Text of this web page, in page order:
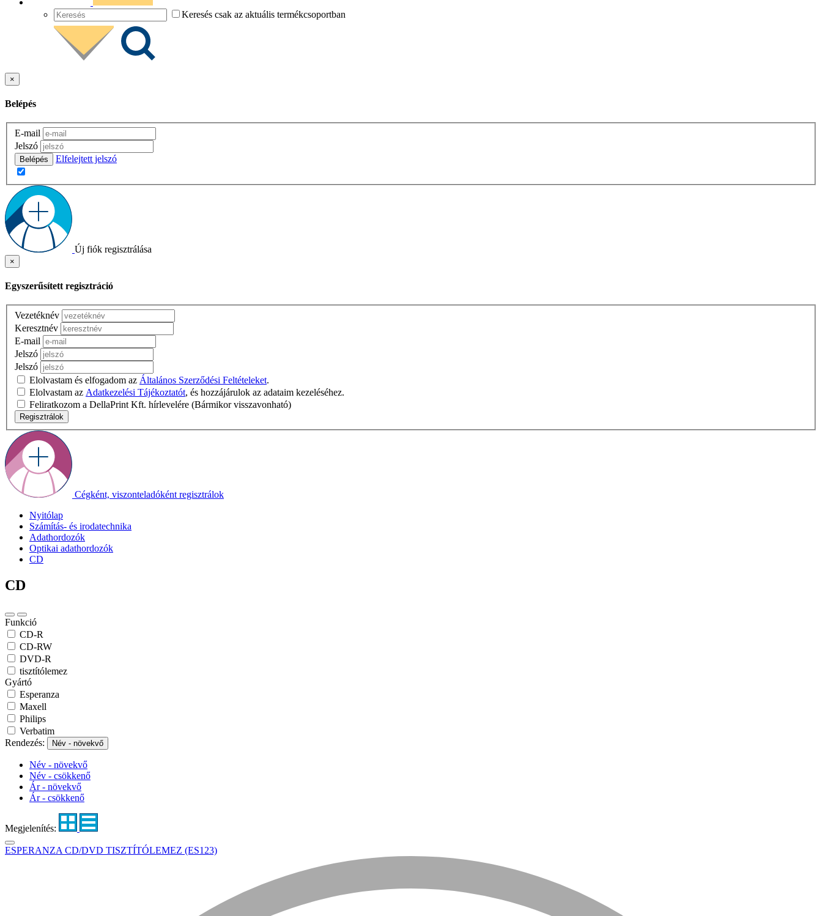
Keresés csak az aktuális termékcsoportban
×
Belépés
E-mail
Jelszó
Belépés Elfelejtett jelszó
Új fiók regisztrálása
×
Egyszerűsített regisztráció
Vezetéknév
Keresztnév
E-mail
Jelszó
Jelszó
Elolvastam és elfogadom az Általános Szerződési Feltételeket.
Elolvastam az Adatkezelési Tájékoztatót, és hozzájárulok az adataim kezeléséhez.
Feliratkozom a DellaPrint Kft. hírlevelére (Bármikor visszavonható)
Regisztrálok
Cégként, viszonteladóként regisztrálok
Nyitólap
Számítás- és irodatechnika
Adathordozók
Optikai adathordozók
CD
CD
Funkció
CD-R
CD-RW
DVD-R
tisztítólemez
Gyártó
Esperanza
Maxell
Philips
Verbatim
Rendezés:
Név - növekvő
Név - növekvő
Név - csökkenő
Ár - növekvő
Ár - csökkenő
Megjelenítés:
ESPERANZA CD/DVD TISZTÍTÓLEMEZ (ES123)